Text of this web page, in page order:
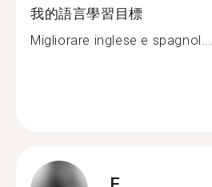
我的語言學習目標
Migliorare inglese e spagnol...